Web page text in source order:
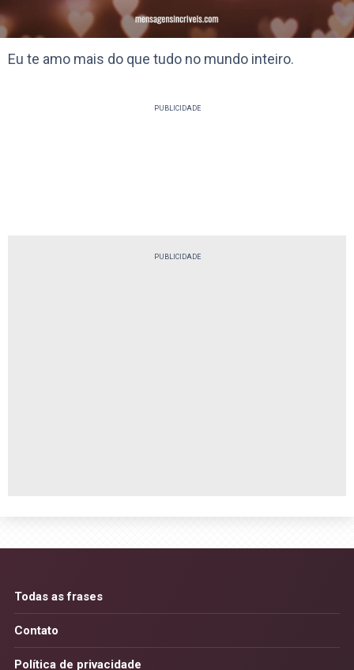
Eu te amo mais do que tudo no mundo inteiro.
PUBLICIDADE
PUBLICIDADE
Todas as frases
Contato
Política de privacidade